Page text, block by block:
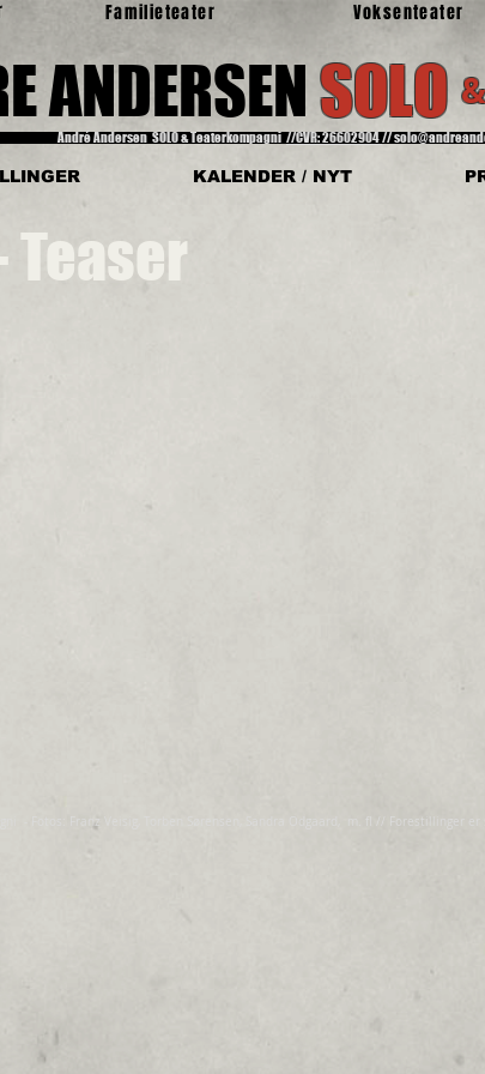
Familieteater Voksenteater
ANDERSENSOLO
André Andersen SOLO & Teaterkompagni//CVR: 26602904//
KALENDER / NYT
Teaser
- Fotos: Franz Veisig, Torben Sørensen, Sandra Odgaard, m. fl // Forestillinger